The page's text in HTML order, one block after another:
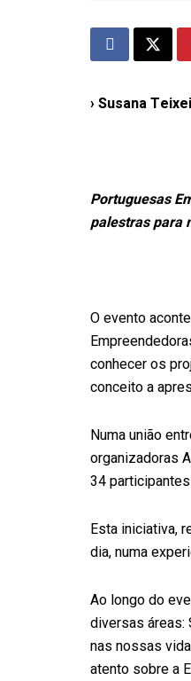
› Susana
Portuguesas
palestras para
O evento
conhecer os
conceito a
Numa união
organizadoras
34
Esta iniciativa,
dia, numa
Ao longo do
diversas áreas:
nas nossas
atento sobre a